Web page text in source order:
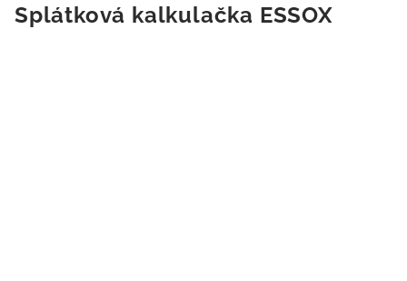
Splátková kalkulačka ESSOX